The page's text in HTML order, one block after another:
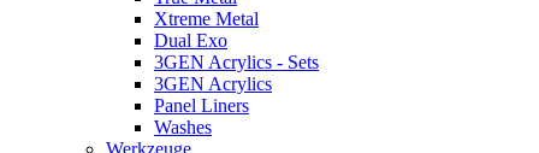
Xtreme Metal
Dual Exo
3GEN Acrylics - Sets
3GEN Acrylics
Panel Liners
Washes
Werkzeuge